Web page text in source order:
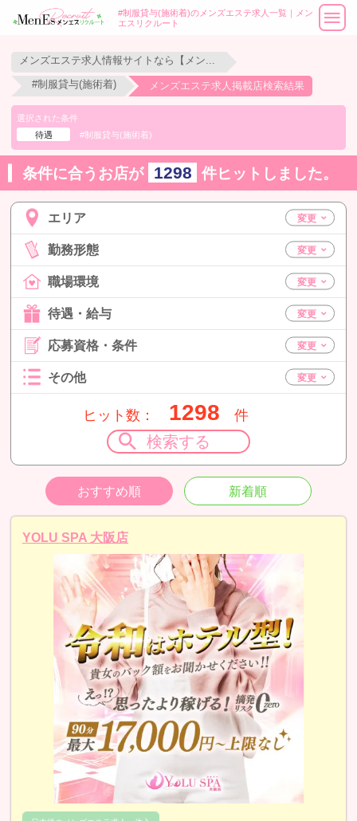
#制服貸与(施術着)のメンズエステ求人一覧｜メン
エスリクルート
#制服貸与(施術着) メンズエステ求人掲載店検索結果
選択された条件
待遇
#制服貸与(施術着)
条件に合うお店が 1298 件ヒットしました。
エリア
勤務形態
職場環境
待遇・給与
応募資格・条件
その他
ヒット数： 1298 件
検索する
おすすめ順 新着順
YOLU SPA 大阪店